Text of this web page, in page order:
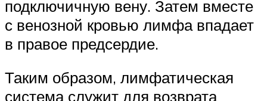
подключичную вену. Затем вместе
с венозной кровью лимфа впадает
в правое предсердие.
Таким образом, лимфатическая
система служит для возврата